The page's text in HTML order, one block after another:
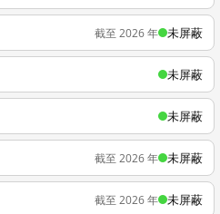
截至 2026 年 未屏蔽
未屏蔽
未屏蔽
截至 2026 年 未屏蔽
截至 2026 年 未屏蔽